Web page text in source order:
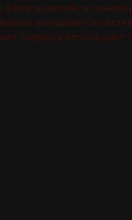
форм изделий, и тонкой
оснащаются
подушек используют